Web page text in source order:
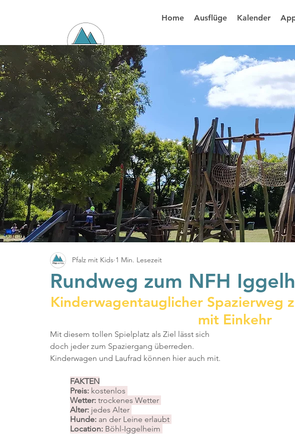
Home Ausflüge Kalender
Rundweg zum NFH
Pfalz mit Kids 1 Min. Lesezeit
Kinderwagentauglicher Spazierweg
mit Einkehr
Mit diesem tollen Spielplatz als Ziel lässt sich
doch jeder zum Spaziergang überreden.
Kinderwagen und Laufrad können hier auch mit.
FAKTEN
Preis: kostenlos
Wetter: trockenes Wetter
Alter: jedes Alter
Hunde: an der Leine erlaubt
Location: Böhl-Iggelheim